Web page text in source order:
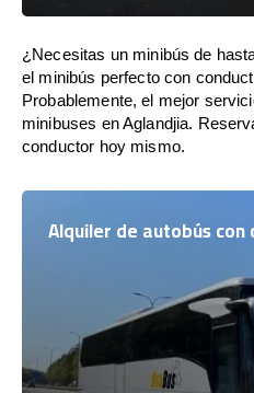
¿Necesitas un minibús de
el minibús perfecto con
Probablemente, el mejor
minibuses en Aglandjia.
conductor hoy mismo.
Alquiler de autobús con